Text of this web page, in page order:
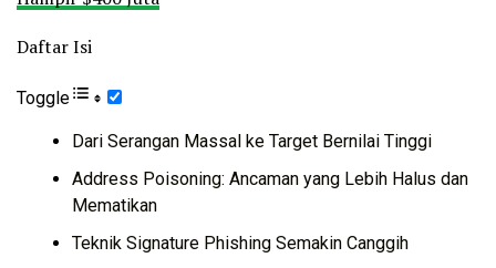
Daftar Isi
Toggle
Dari Serangan Massal ke Target Bernilai Tinggi
Address Poisoning: Ancaman yang Lebih Halus dan
Mematikan
Teknik Signature Phishing Semakin Canggih